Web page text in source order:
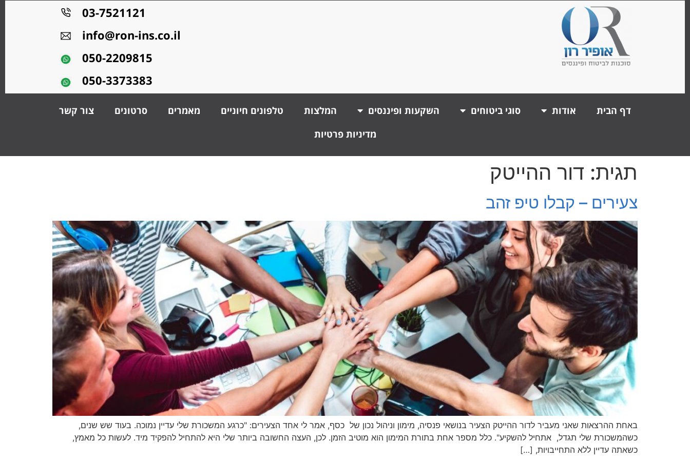
03-7521121
info@ron-ins.co.il
050-2209815
050-3373383
דף הבית אודות סוגי ביטוחים השקעות ופיננסים המלצות טלפונים חיוניים מאמרים סרטונים
צור קשר
מדיניות פרטיות
תגית: דור ההייטק
צעירים – קבלו טיפ זהב
באחת ההרצאות שאני מעביר לדור ההייטק הצעיר בנושאי פנסיה, מימון וניהול נכון של כסף, אמר לי אחד הצעירים: "כרגע המשכורת שלי עדיין נמוכה. בעוד שש שנים,
כשהמשכורת שלי תגדל, אתחיל להשקיע". כלל מספר אחת בתורת המימון הוא מוטיב הזמן. לכן, העצה החשובה ביותר שלי היא להתחיל להפקיד מיד. לעשות כל מאמץ,
כשאתה עדיין ללא התחייבויות, […]